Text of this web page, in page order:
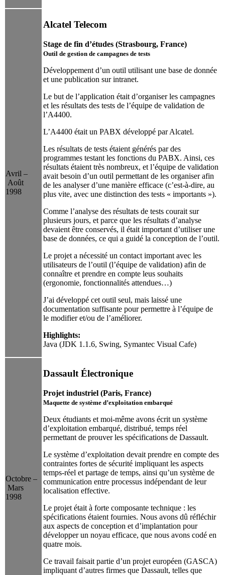
Avril –
Août
1998
Alcatel Telecom
Stage de fin d’études (Strasbourg, France)
Outil de gestion de campagnes de tests
Développement d’un outil utilisant une base de donnée
et une publication sur intranet.
Le but de l’application était d’organiser les campagnes
et les résultats des tests de l’équipe de validation de
l’A4400.
L’A4400 était un PABX développé par Alcatel.
Les résultats de tests étaient générés par des
programmes testant les fonctions du PABX. Ainsi, ces
résultats étaient très nombreux, et l’équipe de validation
avait besoin d’un outil permettant de les organiser afin
de les analyser d’une manière efficace (c’est-à-dire, au
plus vite, avec une distinction des tests « importants »).
Comme l’analyse des résultats de tests courait sur
plusieurs jours, et parce que les résultats d’analyse
devaient être conservés, il était important d’utiliser une
base de données, ce qui a guidé la conception de l’outil.
Le projet a nécessité un contact important avec les
utilisateurs de l’outil (l’équipe de validation) afin de
connaître et prendre en compte leus souhaits
(ergonomie, fonctionnalités attendues…)
J’ai développé cet outil seul, mais laissé une
documentation suffisante pour permettre à l’équipe de
le modifier et/ou de l’améliorer.
Highlights:
Java (JDK 1.1.6, Swing, Symantec Visual Cafe)
Octobre –
Mars
1998
Dassault Électronique
Projet industriel (Paris, France)
Maquette de système d’exploitation embarqué
Deux étudiants et moi-même avons écrit un système
d’exploitation embarqué, distribué, temps réel
permettant de prouver les spécifications de Dassault.
Le système d’exploitation devait prendre en compte des
contraintes fortes de sécurité impliquant les aspects
temps-réel et partage de temps, ainsi qu’un système de
communication entre processus indépendant de leur
localisation effective.
Le projet était à forte composante technique : les
spécifications étaient fournies. Nous avons dû réfléchir
aux aspects de conception et d’implantation pour
développer un noyau efficace, que nous avons codé en
quatre mois.
Ce travail faisait partie d’un projet européen (GASCA)
impliquant d’autres firmes que Dassault, telles que